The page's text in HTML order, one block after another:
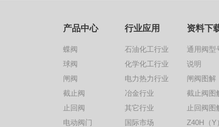
产品中心
蝶阀
球阀
闸阀
截止阀
止回阀
电动阀门
行业应用
石油化工行业
化学化工行业
电力热力行业
冶金行业
其它行业
国际市场
资料下
通用阀型
说明
闸阀图解
截止阀图
止回阀图
Z40H（Y